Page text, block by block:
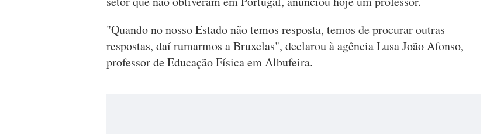
"Quando no nosso Estado não temos resposta, temos de procurar outras
respostas, daí rumarmos a Bruxelas", declarou à agência Lusa João Afonso,
professor de Educação Física em Albufeira.